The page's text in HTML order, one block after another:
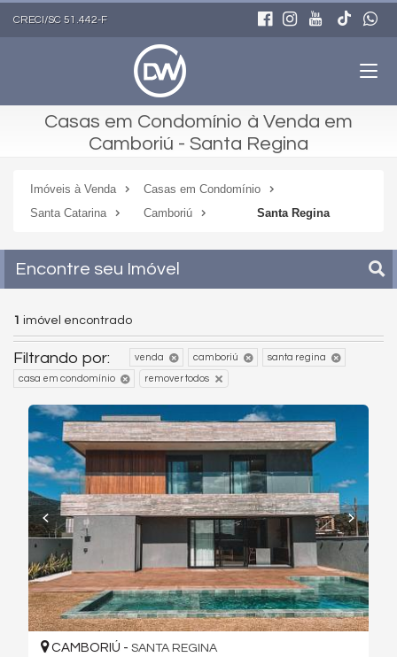
CRECI/SC 51.442-F
Casas em Condomínio à Venda em
Camboriú - Santa Regina
Imóveis à Venda
Casas em Condomínio
Santa Catarina
Camboriú Santa Regina
Encontre seu Imóvel
1 imóvel encontrado
Filtrando por: venda camboriú santa regina
casa em condomínio remover todos
CAMBORIÚ - SANTA REGINA